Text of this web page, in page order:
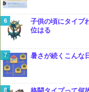
子供の頃にタイプ
位はる
暑さが続くこんな
格闘タイプって何